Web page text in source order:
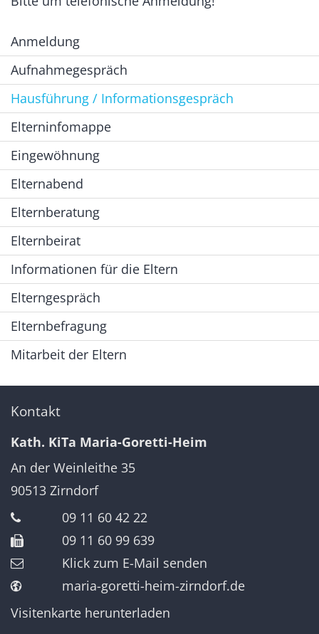
Anmeldung
Aufnahmegespräch
Hausführung / Informationsgespräch
Elterninfomappe
Eingewöhnung
Elternabend
Elternberatung
Elternbeirat
Informationen für die Eltern
Elterngespräch
Elternbefragung
Mitarbeit der Eltern
Kontakt
Kath. KiTa Maria-Goretti-Heim
An der Weinleithe 35
90513 Zirndorf
09 11 60 42 22
09 11 60 99 639
Klick zum E-Mail senden
maria-goretti-heim-zirndorf.de
Visitenkarte herunterladen